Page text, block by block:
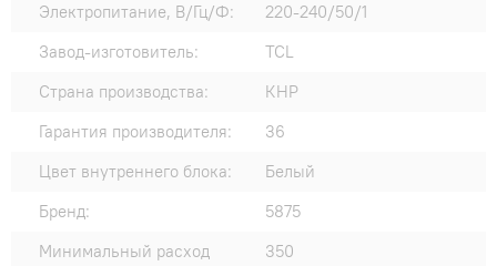
Электропитание, В/Гц/Ф:
220-240/50/1
Завод-изготовитель:
TCL
Страна производства:
КНР
Гарантия производителя:
36
Цвет внутреннего блока:
Белый
Бренд:
5875
Минимальный расход
350